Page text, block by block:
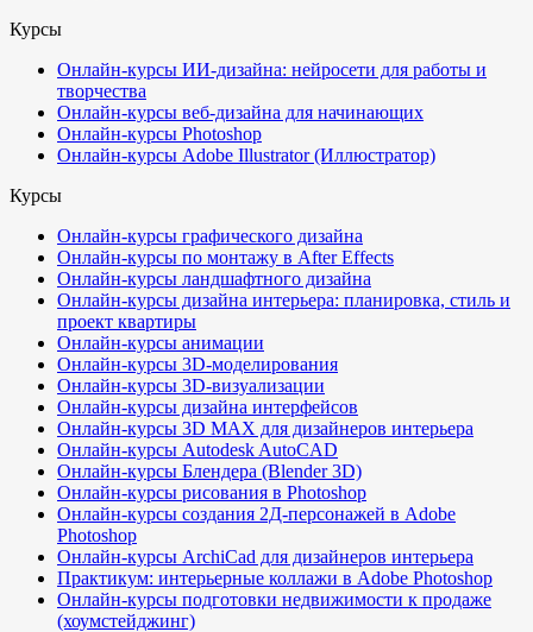
Курсы
Онлайн-курсы ИИ-дизайна: нейросети для работы и
творчества
Онлайн-курсы веб-дизайна для начинающих
Онлайн-курсы Photoshop
Онлайн-курсы Adobe Illustrator (Иллюстратор)
Курсы
Онлайн-курсы графического дизайна
Онлайн-курсы по монтажу в After Effects
Онлайн-курсы ландшафтного дизайна
Онлайн-курсы дизайна интерьера: планировка, стиль и
проект квартиры
Онлайн-курсы анимации
Онлайн-курсы 3D-моделирования
Онлайн-курсы 3D-визуализации
Онлайн-курсы дизайна интерфейсов
Онлайн-курсы 3D MAX для дизайнеров интерьера
Онлайн-курсы Autodesk AutoCAD
Онлайн-курсы Блендера (Blender 3D)
Онлайн-курсы рисования в Photoshop
Онлайн-курсы создания 2Д-персонажей в Adobe
Photoshop
Онлайн-курсы ArchiCad для дизайнеров интерьера
Практикум: интерьерные коллажи в Adobe Photoshop
Онлайн-курсы подготовки недвижимости к продаже
(хоумстейджинг)